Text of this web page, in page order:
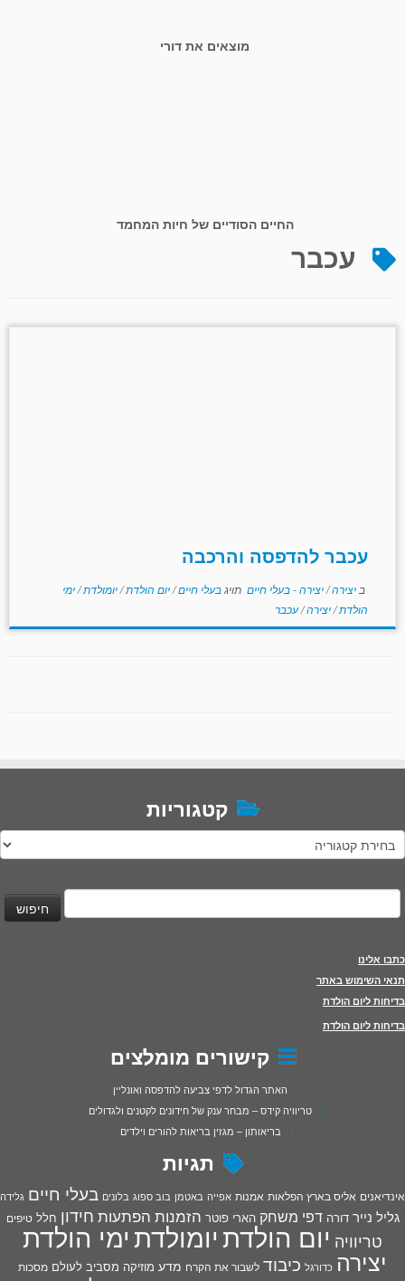
מוצאים את דורי
החיים הסודיים של חיות המחמד
עכבר
עכבר להדפסה והרכבה
ב יצירה/יצירה - בעלי חיים תויגבעלי חיים/יום הולדת/יומולדת/ימי
הולדת/יצירה/עכבר
קטגוריות
קטגוריות
חיפוש:
כתבו אלינו
תנאי השימוש באתר
בדיחות ליום הולדת
בדיחות ליום הולדת
קישורים מומלצים
האתר הגדול לדפי צביעה להדפסה ואונליין
טריוויה קידס – מבחר ענק של חידונים לקטנים ולגדולים
בריאותון – מגזין בריאות להורים וילדים
תגיות
אינדיאנים אליס בארץ הפלאות אמנות אפייה באטמן בוב ספוג בלונים בעלי חיים גלידה
גליל נייר דורה דפי משחק הארי פוטר הזמנות הפתעות חידון חלל טיפים
טריוויה יום הולדתיומולדתימי הולדת
יצירה כדורגל כיבוד לשבור את הקרח מדע מוזיקה מסביב לעולם מסכות